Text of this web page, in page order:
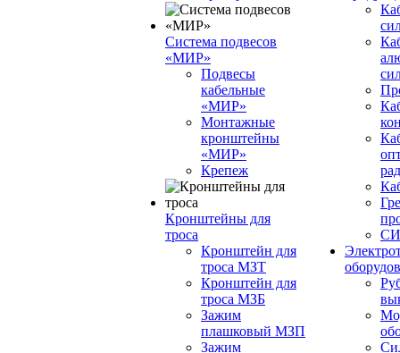
Система подвесов
«МИР»
Подвесы
кабельные
«МИР»
Монтажные
кронштейны
«МИР»
Крепеж
Кронштейны для
троса
Кронштейн для
троса МЗТ
Кронштейн для
троса МЗБ
Зажим
плашковый MЗП
Зажим